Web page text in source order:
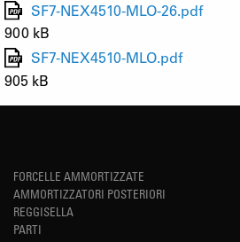
SF7-NEX4510-MLO-26.pdf
900 kB
SF7-NEX4510-MLO.pdf
905 kB
FORCELLE AMMORTIZZATE
AMMORTIZZATORI POSTERIORI
REGGISELLA
PARTI